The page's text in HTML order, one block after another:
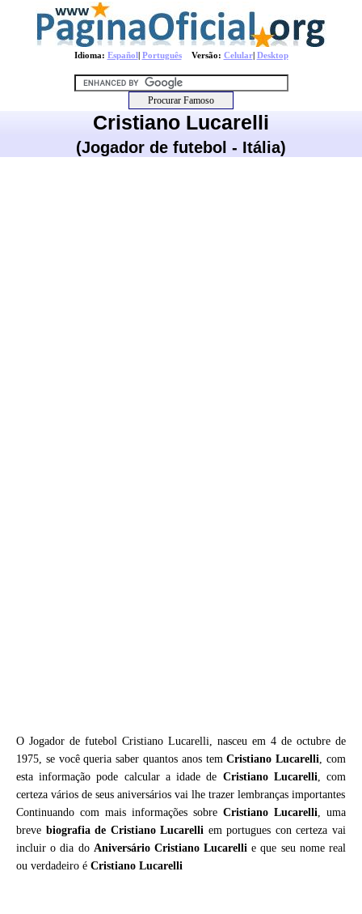
Idioma: Español| PortuguêsVersão: Celular| Desktop
Cristiano Lucarelli
(Jogador de futebol - Itália)
O Jogador de futebol Cristiano Lucarelli, nasceu em 4 de octubre de
1975, se você queria saber quantos anos temCristiano Lucarelli, com
esta informação pode calcular a idade de Cristiano Lucarelli, com
certeza vários de seus aniversários vai lhe trazer lembranças importantes
Continuando com mais informações sobre Cristiano Lucarelli, uma
breve biografia de Cristiano Lucarelli em portugues con certeza vai
incluir o dia do Aniversário Cristiano Lucarelli e que seu nome real
ou verdadeiro é Cristiano Lucarelli